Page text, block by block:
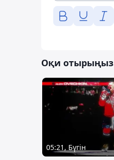
Оқи отырыңыз
05:21, Бүгін